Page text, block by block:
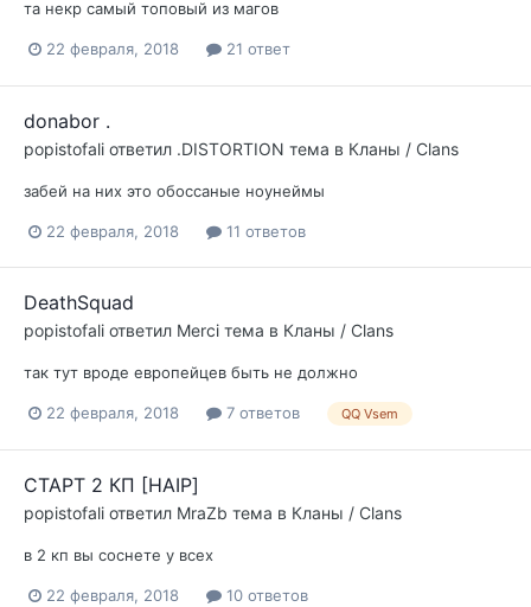
та некр самый топовый из магов
22 февраля, 2018 21 ответ
donabor .
popistofali ответил .DISTORTION тема в Кланы / Clans
забей на них это обоссаные ноунеймы
22 февраля, 2018 11 ответов
DeathSquad
popistofali ответил Merci тема в Кланы / Clans
так тут вроде европейцев быть не должно
22 февраля, 2018 7 ответов QQ Vsem
СТАРТ 2 КП [HAIP]
popistofali ответил MraZb тема в Кланы / Clans
в 2 кп вы соснете у всех
22 февраля, 2018 10 ответов